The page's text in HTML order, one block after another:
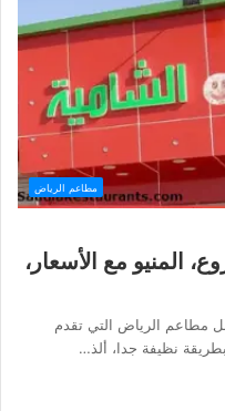
مطاعم الرياض
المنيو مع الأسعار،
مطاعم الرياض التي تقدم
نظيفة جدا، ألذ…